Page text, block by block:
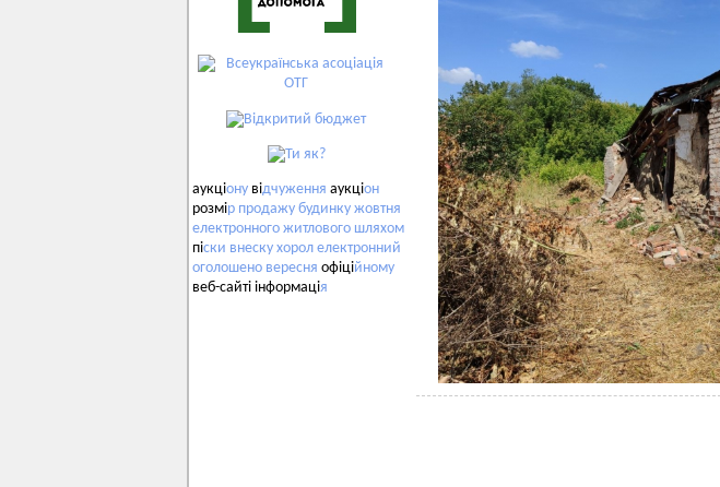
аукціону відчуження аукціон
розмір продажу будинку жовтня
електронного житлового шляхом
піски внеску хорол електронний
оголошено вересня офіційному
веб-сайті інформація